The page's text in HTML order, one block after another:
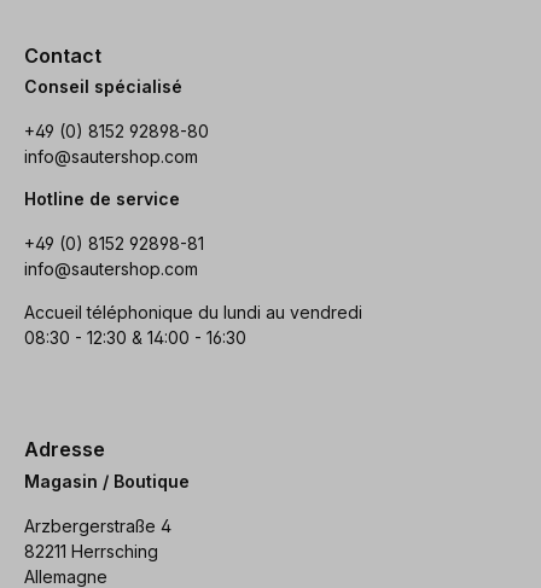
Contact
Conseil spécialisé
+49 (0) 8152 92898-80
info@sautershop.com
Hotline de service
+49 (0) 8152 92898-81
info@sautershop.com
Accueil téléphonique du lundi au vendredi
08:30 - 12:30 & 14:00 - 16:30
Adresse
Magasin / Boutique
Arzbergerstraße 4
82211 Herrsching
Allemagne